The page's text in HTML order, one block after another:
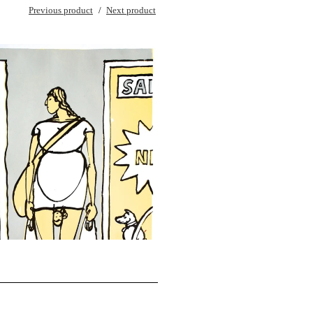
kr
Previous product Next product